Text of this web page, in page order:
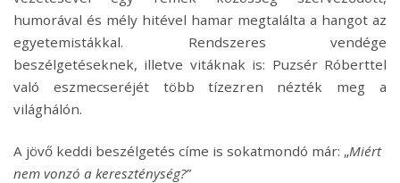
humorával és mély hitével hamar megtalálta a hangot az
egyetemistákkal. Rendszeres vendége
beszélgetéseknek, illetve vitáknak is: Puzsér Róberttel
való eszmecseréjét több tízezren nézték meg a
világhálón.
A jövő keddi beszélgetés címe is sokatmondó már: „Miért
nem vonzó a kereszténység?”